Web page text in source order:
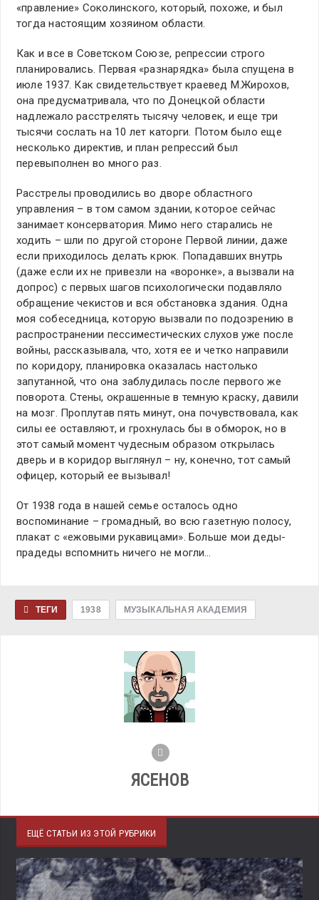
«правление» Соколинского, который, похоже, и был
тогда настоящим хозяином области.
Как и все в Советском Союзе, репрессии строго
планировались. Первая «разнарядка» была спущена в
июле 1937. Как свидетельствует краевед М.Жирохов,
она предусматривала, что по Донецкой области
надлежало расстрелять тысячу человек, и еще три
тысячи сослать на 10 лет каторги. Потом было еще
несколько директив, и план репрессий был
перевыполнен во много раз.
Расстрелы проводились во дворе областного
управления – в том самом здании, которое сейчас
занимает консерватория. Мимо него старались не
ходить – шли по другой стороне Первой линии, даже
если приходилось делать крюк. Попадавших внутрь
(даже если их не привезли на «воронке», а вызвали на
допрос) с первых шагов психологически подавляло
обращение чекистов и вся обстановка здания. Одна
моя собеседница, которую вызвали по подозрению в
распространении пессиместических слухов уже после
войны, рассказывала, что, хотя ее и четко направили
по коридору, планировка оказалась настолько
запутанной, что она заблудилась после первого же
поворота. Стены, окрашенные в темную краску, давили
на мозг. Проплутав пять минут, она почувствовала, как
силы ее оставляют, и грохнулась бы в обморок, но в
этот самый момент чудесным образом открылась
дверь и в коридор выглянул – ну, конечно, тот самый
офицер, который ее вызывал!
От 1938 года в нашей семье осталось одно
воспоминание – громадный, во всю газетную полосу,
плакат с «ежовыми рукавицами». Больше мои деды-
прадеды вспомнить ничего не могли…
ТЕГИ 1938 МУЗЫКАЛЬНАЯ АКАДЕМИЯ
ЯСЕНОВ
ЕЩЁ СТАТЬИ ИЗ ЭТОЙ РУБРИКИ